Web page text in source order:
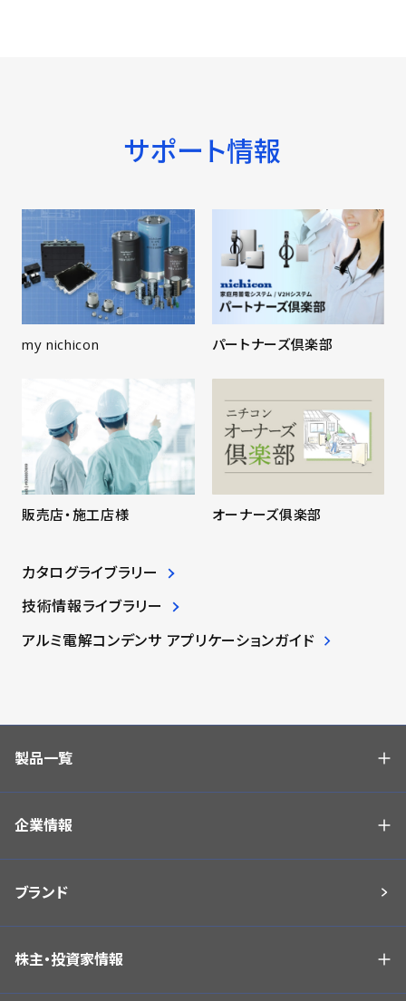
サポート情報
my nichicon パートナーズ倶楽部
販売店・施工店様 オーナーズ俱楽部
カタログライブラリー
技術情報ライブラリー
アルミ電解コンデンサ アプリケーションガイド
製品一覧
企業情報
ブランド
株主・投資家情報